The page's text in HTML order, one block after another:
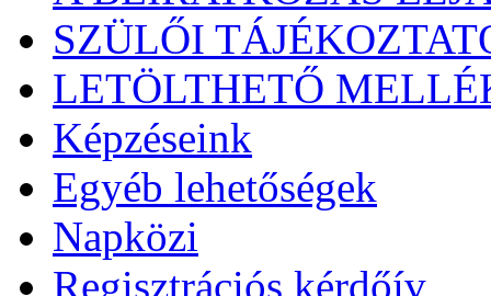
SZÜLŐI
LETÖLTHETŐ
Képzéseink
Egyéb lehetőségek
Napközi
Regisztrációs kérdőív